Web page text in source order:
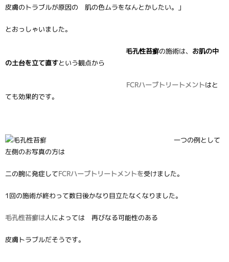
皮膚のトラブルが原因の 肌の色ムラをなんとかしたい。」
とおっしゃいました。
毛孔性苔癬の施術は、 お肌の中
の土台を立て直すという観点から
FCRハーブトリートメントはと
ても効果的です。
一つの例として
左側のお写真の方は
二の腕に発症してFCRハーブトリートメントを受けました。
1回の施術が終わって数日後かなり目立たなくなりました。
毛孔性苔癬は人によっては 再びなる可能性のある
皮膚トラブルだそうです。